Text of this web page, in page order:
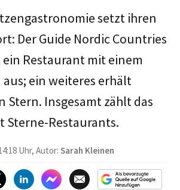
setzt ihren
Der Guide Nordic Countries
ein Restaurant mit einem
ein weiteres erhält
Stern. Insgesamt zählt das
Sterne-Restaurants.
Uhr, Autor: Sarah Kleinen